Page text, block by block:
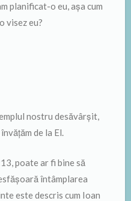
planificat-o eu, așa cum
visez eu?
nostru desăvârșit,
de la El.
poate ar fi bine să
întâmplarea
este descris cum Ioan